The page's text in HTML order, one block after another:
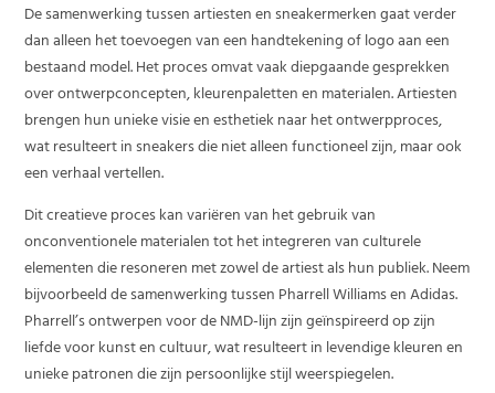
De samenwerking tussen artiesten en sneakermerken gaat verder
dan alleen het toevoegen van een handtekening of logo aan een
bestaand model. Het proces omvat vaak diepgaande gesprekken
over ontwerpconcepten, kleurenpaletten en materialen. Artiesten
brengen hun unieke visie en esthetiek naar het ontwerpproces,
wat resulteert in sneakers die niet alleen functioneel zijn, maar ook
een verhaal vertellen.
Dit creatieve proces kan variëren van het gebruik van
onconventionele materialen tot het integreren van culturele
elementen die resoneren met zowel de artiest als hun publiek. Neem
bijvoorbeeld de samenwerking tussen Pharrell Williams en Adidas.
Pharrell’s ontwerpen voor de NMD-lijn zijn geïnspireerd op zijn
liefde voor kunst en cultuur, wat resulteert in levendige kleuren en
unieke patronen die zijn persoonlijke stijl weerspiegelen.